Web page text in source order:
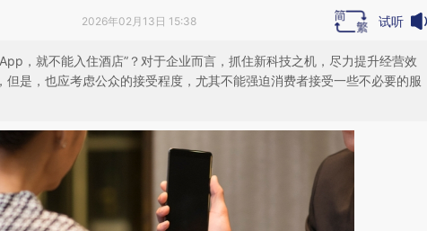
2026年02月13日 15:38 试听
，就不能入住酒店”？对于企业而言，抓住新科技之机，尽力提升经营效
但是，也应考虑公众的接受程度，尤其不能强迫消费者接受一些不必要的服